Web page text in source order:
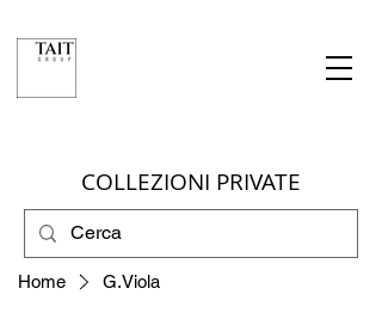
COLLEZIONI PRIVATE
Home G.Viola